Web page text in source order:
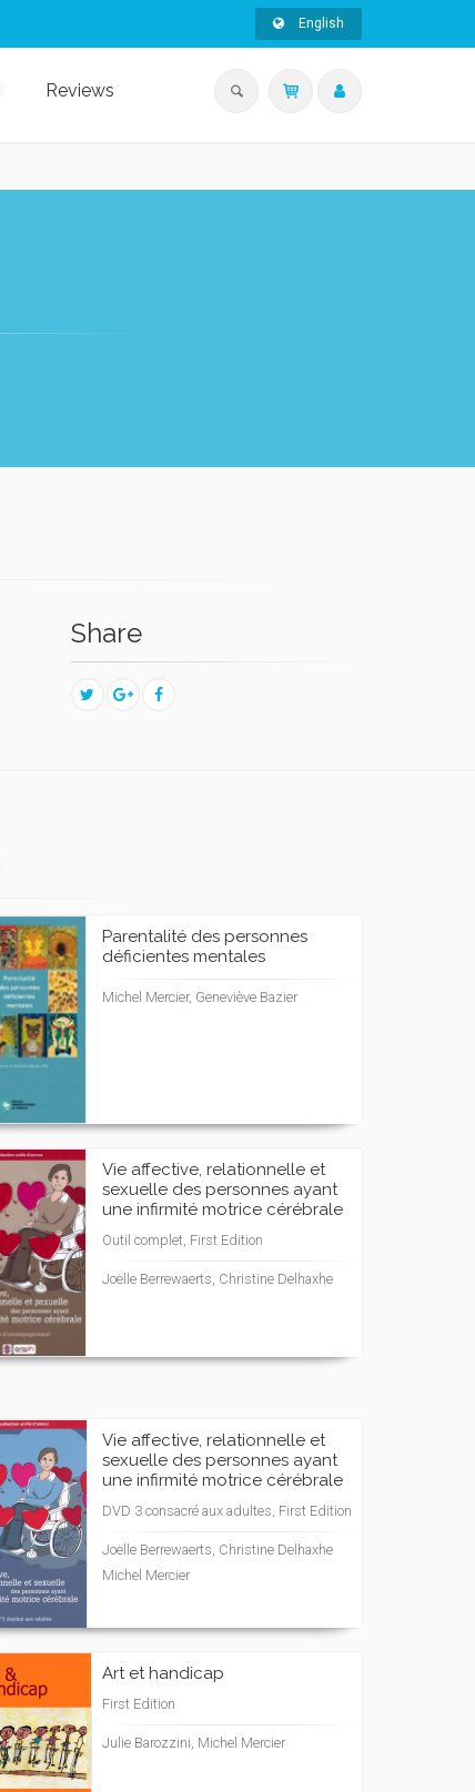
English
Reviews
Share
Parentalité des personnes
déficientes mentales
Michel Mercier, Geneviève Bazier
Vie affective, relationnelle et
sexuelle des personnes ayant
une infirmité motrice cérébrale
Outil complet, First Edition
Joëlle Berrewaerts, Christine Delhaxhe
Vie affective, relationnelle et
sexuelle des personnes ayant
une infirmité motrice cérébrale
DVD 3 consacré aux adultes, First Edition
Joëlle Berrewaerts, Christine Delhaxhe
Michel Mercier
Art et handicap
First Edition
Julie Barozzini, Michel Mercier